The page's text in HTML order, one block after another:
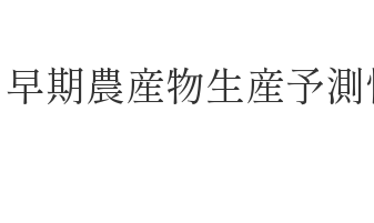
期農産物生産予